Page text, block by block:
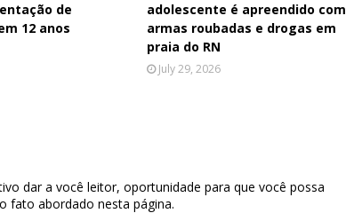
de
12 anos
adolescente é apreendido com
armas roubadas e drogas em
praia do RN
July 29, 2026
dar a você leitor, oportunidade para que você possa
fato abordado nesta página.